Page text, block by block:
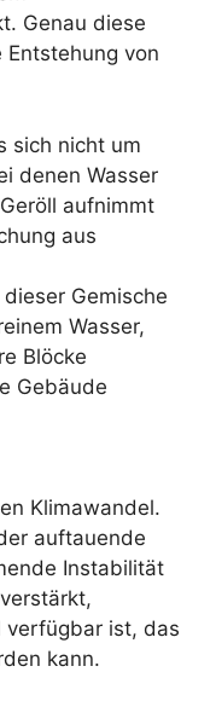
Genau diese
von
sich nicht um
denen Wasser
aufnimmt
aus
Gemische
Wasser,
Blöcke
Gebäude
Klimawandel.
auftauende
Instabilität
verstärkt,
verfügbar ist, das
kann.